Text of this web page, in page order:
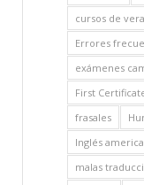
cursos de
Errores
exámenes
First
frasales
Inglés
malas